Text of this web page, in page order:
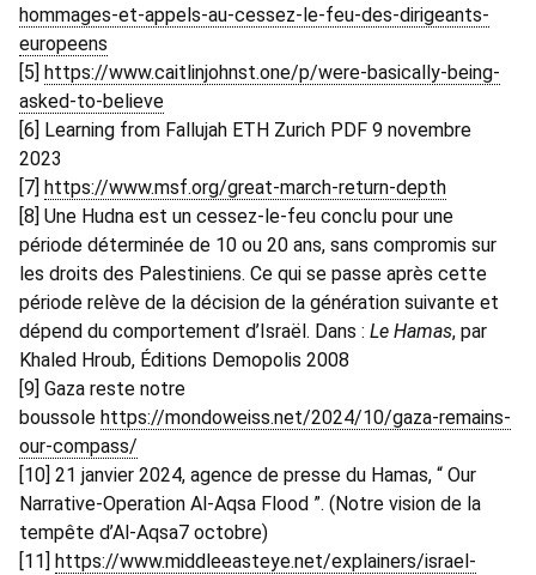
hommages-et-appels-au-cessez-le-feu-des-dirigeants-
europeens
[5] https://www.caitlinjohnst.one/p/were-basically-being-
asked-to-believe
[6] Learning from Fallujah ETH Zurich PDF 9 novembre
2023
[7] https://www.msf.org/great-march-return-depth
[8] Une Hudna est un cessez-le-feu conclu pour une
période déterminée de 10 ou 20 ans, sans compromis sur
les droits des Palestiniens. Ce qui se passe après cette
période relève de la décision de la génération suivante et
dépend du comportement d’Israël. Dans : Le Hamas, par
Khaled Hroub, Éditions Demopolis 2008
[9] Gaza reste notre
boussole https://mondoweiss.net/2024/10/gaza-remains-
our-compass/
[10] 21 janvier 2024, agence de presse du Hamas, “ Our
Narrative-Operation Al-Aqsa Flood ”. (Notre vision de la
tempête d’Al-Aqsa7 octobre)
[11]
https://www.middleeasteye.net/explainers/israel-